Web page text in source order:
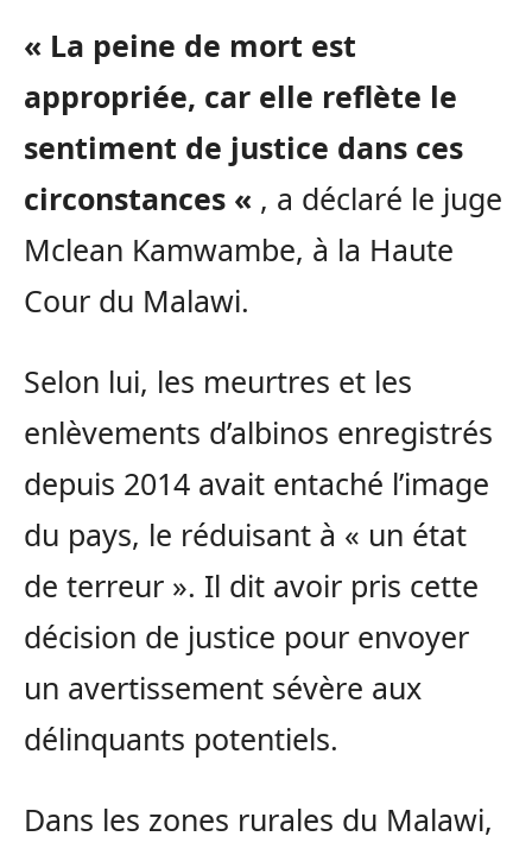
« La peine de mort est
appropriée, car elle reflète le
sentiment de justice dans ces
circonstances « , a déclaré le juge
Mclean Kamwambe, à la Haute
Cour du Malawi.
Selon lui, les meurtres et les
enlèvements d’albinos enregistrés
depuis 2014 avait entaché l’image
du pays, le réduisant à « un état
de terreur ». Il dit avoir pris cette
décision de justice pour envoyer
un avertissement sévère aux
délinquants potentiels.
Dans les zones rurales du Malawi,